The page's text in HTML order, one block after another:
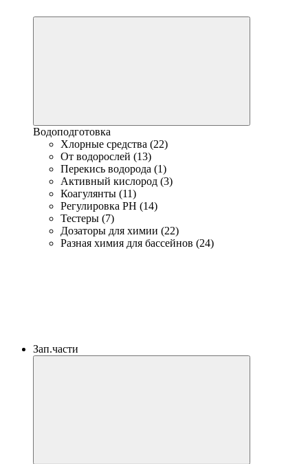
Водоподготовка
Хлорные средства (22)
От водорослей (13)
Перекись водорода (1)
Активный кислород (3)
Коагулянты (11)
Регулировка PH (14)
Тестеры (7)
Дозаторы для химии (22)
Разная химия для бассейнов (24)
Зап.части